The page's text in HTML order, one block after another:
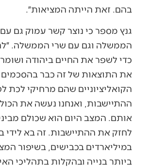
בהם. זאת הייתה המציאות״.
גנץ מספר כי נוצר קשר עמוק גם
הממשלה וגם עם שרי הממשלה.
כדי לשפר את החיים ביהודה
את התוצאות של זה כבר בהסכמים
הקואליציוניים שהם מרחיקי לכת
ההתיישבות, ואנחנו נעשה את
אותם. המצב היום הוא שכולם
לחזק את ההתיישבות. זה בא לידי
במיליארדים בכבישים, בשיפור
ביותר בנייה ובהקלות בתהליכי